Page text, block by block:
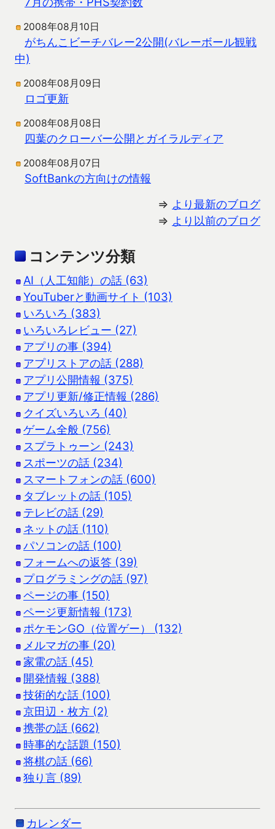
2008年08月10日
がちんこビーチバレー2公開(バレーボール観戦
中)
2008年08月09日
ロゴ更新
2008年08月08日
四葉のクローバー公開とガイラルディア
2008年08月07日
SoftBankの方向けの情報
⇒ より最新のブログ
⇒ より以前のブログ
コンテンツ分類
AI（人工知能）の話 (63)
YouTuberと動画サイト (103)
いろいろ (383)
いろいろレビュー (27)
アプリの事 (394)
アプリストアの話 (288)
アプリ公開情報 (375)
アプリ更新/修正情報 (286)
クイズいろいろ (40)
ゲーム全般 (756)
スプラトゥーン (243)
スポーツの話 (234)
スマートフォンの話 (600)
タブレットの話 (105)
テレビの話 (29)
ネットの話 (110)
パソコンの話 (100)
フォームへの返答 (39)
プログラミングの話 (97)
ページの事 (150)
ページ更新情報 (173)
ポケモンGO（位置ゲー） (132)
メルマガの事 (20)
家電の話 (45)
開発情報 (388)
技術的な話 (100)
京田辺・枚方 (2)
携帯の話 (662)
時事的な話題 (150)
将棋の話 (66)
独り言 (89)
カレンダー